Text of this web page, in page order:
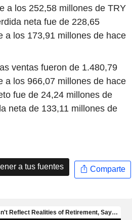
a los 252,58 millones de TRY
neta fue de 228,65
a los 173,91 millones de hace
ventas fueron de 1.480,79
a los 966,07 millones de hace
fue de 24,24 millones de
neta de 133,11 millones de
a tus fuentes Comparte